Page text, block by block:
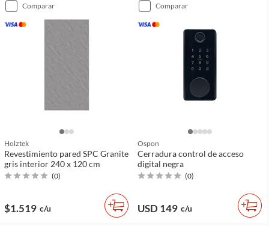
comparar
Holztek
Revestimiento pared SPC Granite
gris interior 240 x 120 cm
(0)
$1.519 c/u
comparar
Ospon
Cerradura control de acceso
digital negra
(0)
USD 149 c/u